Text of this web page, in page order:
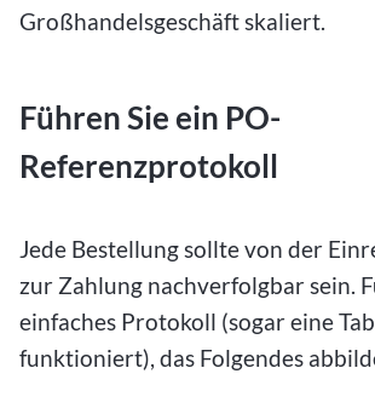
Großhandelsgeschäft skaliert.
Führen Sie ein PO-
Referenzprotokoll
Jede Bestellung sollte von der
zur Zahlung nachverfolgbar sein.
einfaches Protokoll (sogar eine
funktioniert), das Folgendes